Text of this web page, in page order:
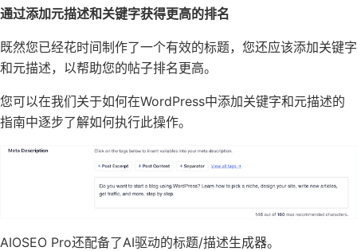
通过添加元描述和关键字获得更高的排名
既然您已经花时间制作了一个有效的标题，您还应该添加关键字
和元描述，以帮助您的帖子排名更高。
您可以在我们关于如何在WordPress中添加关键字和元描述的
指南中逐步了解如何执行此操作。
AIOSEO Pro还配备了AI驱动的标题/描述生成器。